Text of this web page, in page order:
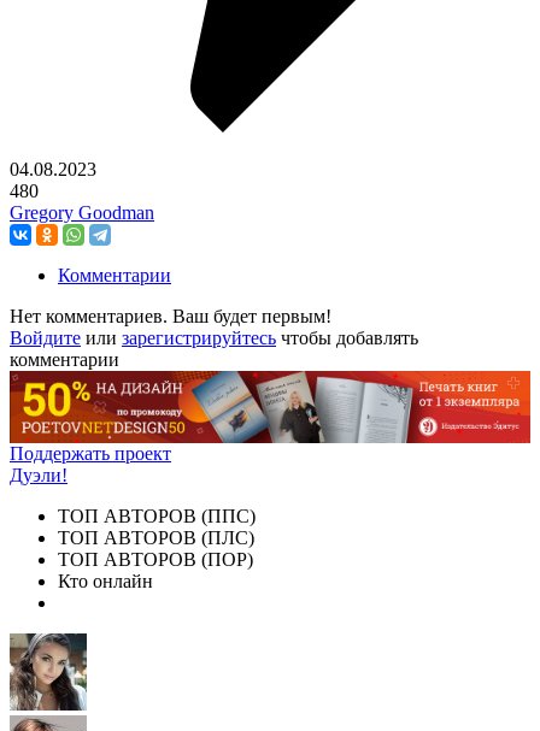
04.08.2023
480
Gregory Goodman
Комментарии
Нет комментариев. Ваш будет первым!
Войдите или зарегистрируйтесь чтобы добавлять
комментарии
Поддержать проект
Дуэли!
ТОП АВТОРОВ (ППС)
ТОП АВТОРОВ (ПЛС)
ТОП АВТОРОВ (ПОР)
Кто онлайн